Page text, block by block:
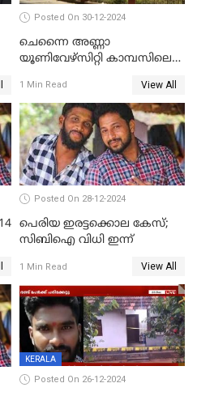
Posted On 30-12-2024
ചെന്നൈ അണ്ണാ
യൂണിവേഴ്‌സിറ്റി കാമ്പസിലെ
കമ്മീഷന്‍ ഇന്ന്
യൂണിവേഴ്‌സിറ്റിയിലെത്തും
1 Min Read View All
Posted On 28-12-2024
പെരിയ ഇരട്ടക്കൊല കേസ്;
സിബിഐ വിധി ഇന്ന്
1 Min Read View All
KERALA
Posted On 26-12-2024